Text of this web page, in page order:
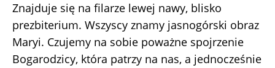
Znajduje się na filarze lewej nawy, blisko
prezbiterium. Wszyscy znamy jasnogórski obraz
Maryi. Czujemy na sobie poważne spojrzenie
Bogarodzicy, która patrzy na nas, a jednocześnie